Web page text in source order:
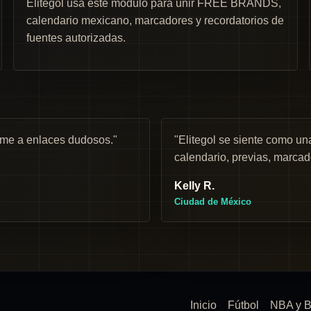
Elitegol usa este módulo para unir FREE BRANDS,
calendario mexicano, marcadores y recordatorios de
fuentes autorizadas.
a enlaces dudosos."
"Elitegol se siente como
calendario, previas,
Kelly R.
Ciudad de México
Inicio Fútbol NBA y